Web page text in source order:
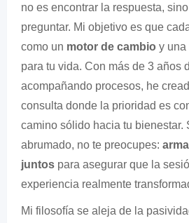
no es encontrar la respuesta,
preguntar. Mi objetivo es que
como un motor de cambio y una
para tu vida. Con más de 3 años
acompañando procesos, he
consulta donde la prioridad es
camino sólido hacia tu bienestar.
abrumado, no te preocupes:
juntos para asegurar que la
experiencia realmente
Mi filosofía se aleja de la